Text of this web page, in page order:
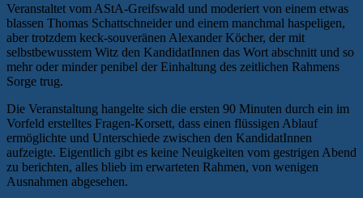
Veranstaltet vom AStA-Greifswald und moderiert von einem etwas
blassen Thomas Schattschneider und einem manchmal haspeligen,
aber trotzdem keck-souveränen Alexander Köcher, der mit
selbstbewusstem Witz den KandidatInnen das Wort abschnitt und so
mehr oder minder penibel der Einhaltung des zeitlichen Rahmens
Sorge trug.
Die Veranstaltung hangelte sich die ersten 90 Minuten durch ein im
Vorfeld erstelltes Fragen-Korsett, dass einen flüssigen Ablauf
ermöglichte und Unterschiede zwischen den KandidatInnen
aufzeigte. Eigentlich gibt es keine Neuigkeiten vom gestrigen Abend
zu berichten, alles blieb im erwarteten Rahmen, von wenigen
Ausnahmen abgesehen.